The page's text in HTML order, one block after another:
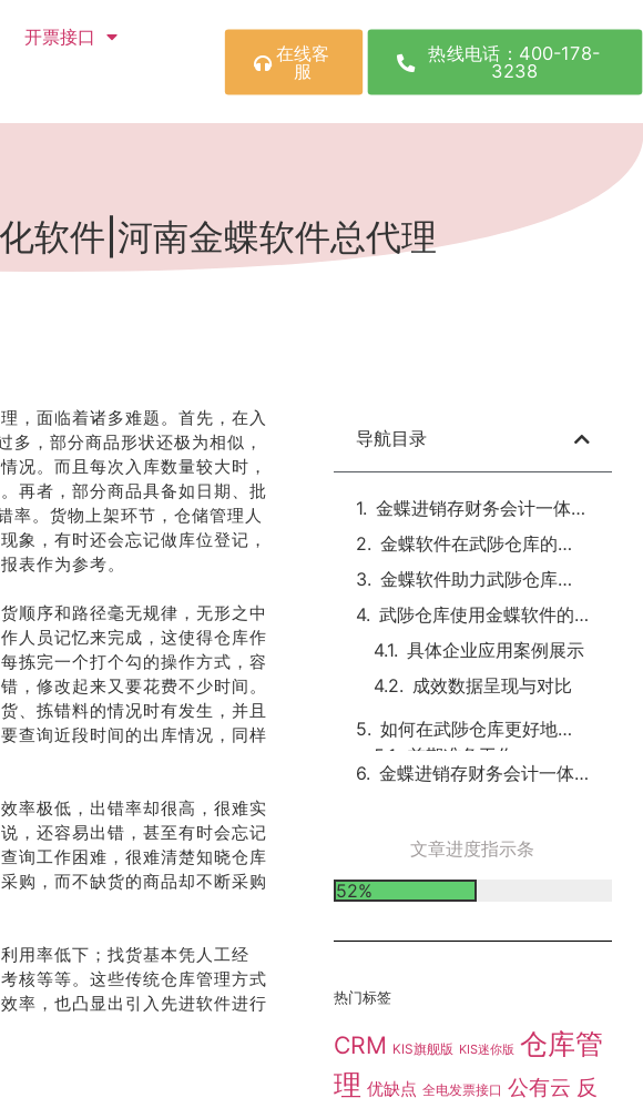
开票接口
在线客
服
热线电话：400-178-
3238
软件|河南金蝶软件总代理
，面临着诸多难题。首先，在入
，部分商品形状还极为相似，
况。而且每次入库数量较大时，
再者，部分商品具备如日期、批
率。货物上架环节，仓储管理人
象，有时还会忘记做库位登记，
表作为参考。
顺序和路径毫无规律，无形之中
人员记忆来完成，这使得仓库作
拣完一个打个勾的操作方式，容
，修改起来又要花费不少时间。
、拣错料的情况时有发生，并且
查询近段时间的出库情况，同样
率极低，出错率却很高，很难实
，还容易出错，甚至有时会忘记
询工作困难，很难清楚知晓仓库
购，而不缺货的商品却不断采购
用率低下；找货基本凭人工经
核等等。这些传统仓库管理方式
率，也凸显出引入先进软件进行
导航目录
金蝶进销存财务会计一体化软件概述
金蝶软件在武陟仓库的具体应用功能
金蝶软件助力武陟仓库管理的优势体现
武陟仓库使用金蝶软件的实际案例与成效
具体企业应用案例展示
成效数据呈现与对比
如何在武陟仓库更好地启用金蝶软件
文章进度指示条
52%
热门标签
CRM KIS旗舰版 KIS迷你版 仓库管
理 优缺点 全电发票接口 公有云 反